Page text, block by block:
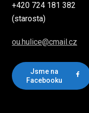
+420 724 181 382
(starosta)
ou.hulice@cmail.cz
Jsme na
Facebooku